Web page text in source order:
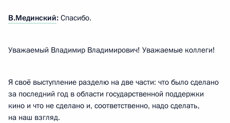
В.Мединский: Спасибо.
Уважаемый Владимир Владимирович! Уважаемые коллеги!
Я своё выступление разделю на две части: что было сделано
за последний год в области государственной поддержки
кино и что не сделано и, соответственно, надо сделать,
на наш взгляд.